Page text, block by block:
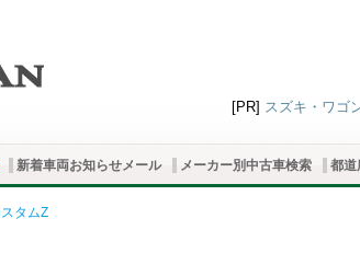
[PR] スズキ・ワゴ
新着車両お知らせメール メーカー別中古車検索 都道
タムZ